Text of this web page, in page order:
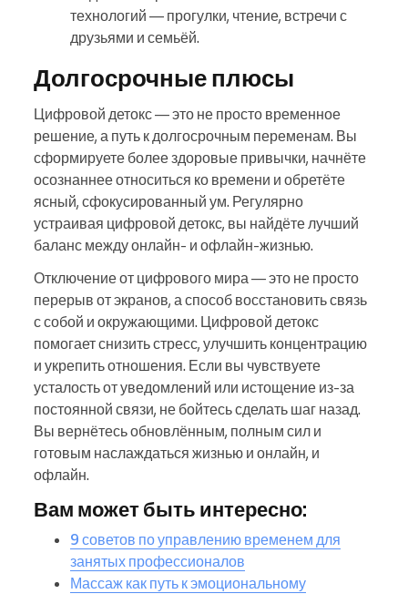
технологий — прогулки, чтение, встречи с
друзьями и семьёй.
Долгосрочные плюсы
Цифровой детокс — это не просто временное
решение, а путь к долгосрочным переменам. Вы
сформируете более здоровые привычки, начнёте
осознаннее относиться ко времени и обретёте
ясный, сфокусированный ум. Регулярно
устраивая цифровой детокс, вы найдёте лучший
баланс между онлайн- и офлайн-жизнью.
Отключение от цифрового мира — это не просто
перерыв от экранов, а способ восстановить связь
с собой и окружающими. Цифровой детокс
помогает снизить стресс, улучшить концентрацию
и укрепить отношения. Если вы чувствуете
усталость от уведомлений или истощение из-за
постоянной связи, не бойтесь сделать шаг назад.
Вы вернётесь обновлённым, полным сил и
готовым наслаждаться жизнью и онлайн, и
офлайн.
Вам может быть интересно:
9 советов по управлению временем для
занятых профессионалов
Массаж как путь к эмоциональному